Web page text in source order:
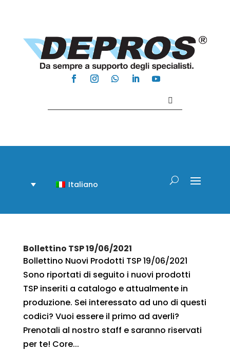
Italiano
Bollettino TSP 19/06/2021
Bollettino Nuovi Prodotti TSP 19/06/2021
Sono riportati di seguito i nuovi prodotti
TSP inseriti a catalogo e attualmente in
produzione. Sei interessato ad uno di questi
codici? Vuoi essere il primo ad averli?
Prenotali al nostro staff e saranno riservati
per te! Core...